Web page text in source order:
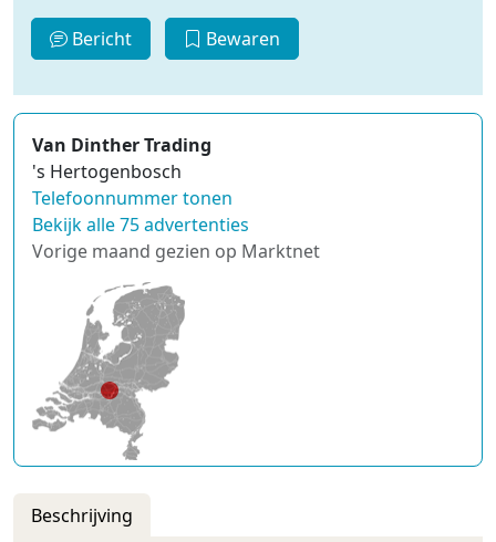
Bericht Bewaren
Van Dinther Trading
's Hertogenbosch
Telefoonnummer tonen
Bekijk alle 75 advertenties
Vorige maand gezien op Marktnet
Beschrijving